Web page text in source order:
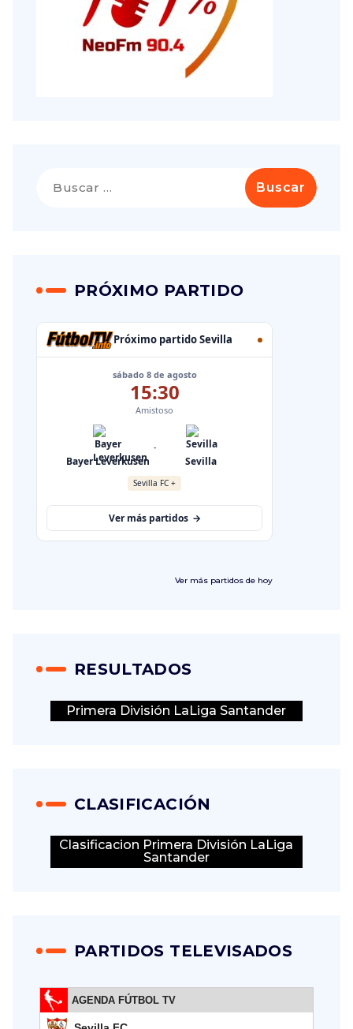
PRÓXIMO PARTIDO
Ver más partidos de hoy
RESULTADOS
Primera División LaLiga Santander
CLASIFICACIÓN
Clasificacion Primera División LaLiga
Santander
PARTIDOS TELEVISADOS